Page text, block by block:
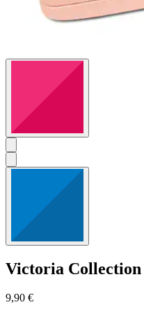
Victoria Collection
9,90 €